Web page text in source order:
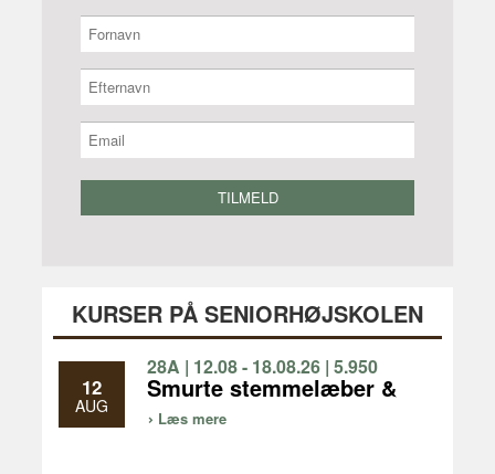
KURSER PÅ SENIORHØJSKOLEN
12
AUG
28A | 12.08 - 18.08.26 | 5.950
KR | 1 UGE
Smurte stemmelæber &
gode ben - fællessang
og vandreture, vi går 3-5
Læs mere